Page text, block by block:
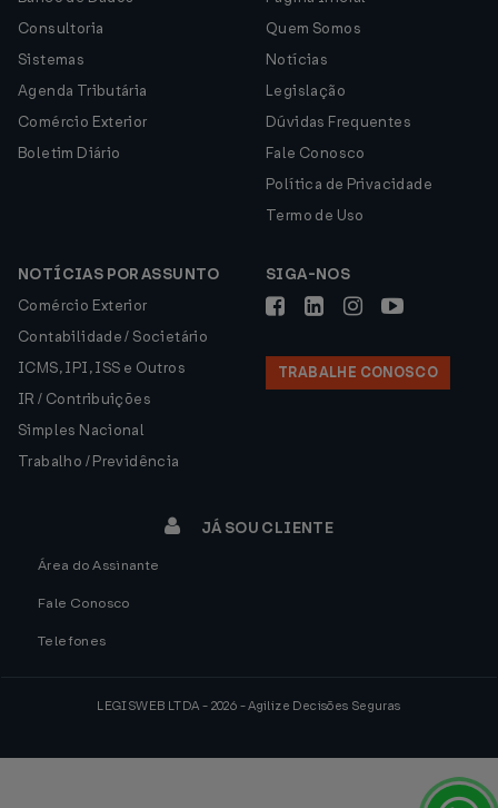
Consultoria
Sistemas
Agenda Tributária
Comércio Exterior
Boletim Diário
Quem Somos
Notícias
Legislação
Dúvidas Frequentes
Fale Conosco
Política de Privacidade
Termo de Uso
NOTÍCIAS POR ASSUNTO
Comércio Exterior
Contabilidade / Societário
ICMS, IPI, ISS e Outros
IR / Contribuições
Simples Nacional
Trabalho / Previdência
SIGA-NOS
TRABALHE CONOSCO
JÁ SOU CLIENTE
Área do Assinante
Fale Conosco
Telefones
LEGISWEB LTDA - 2026 - Agilize Decisões Seguras